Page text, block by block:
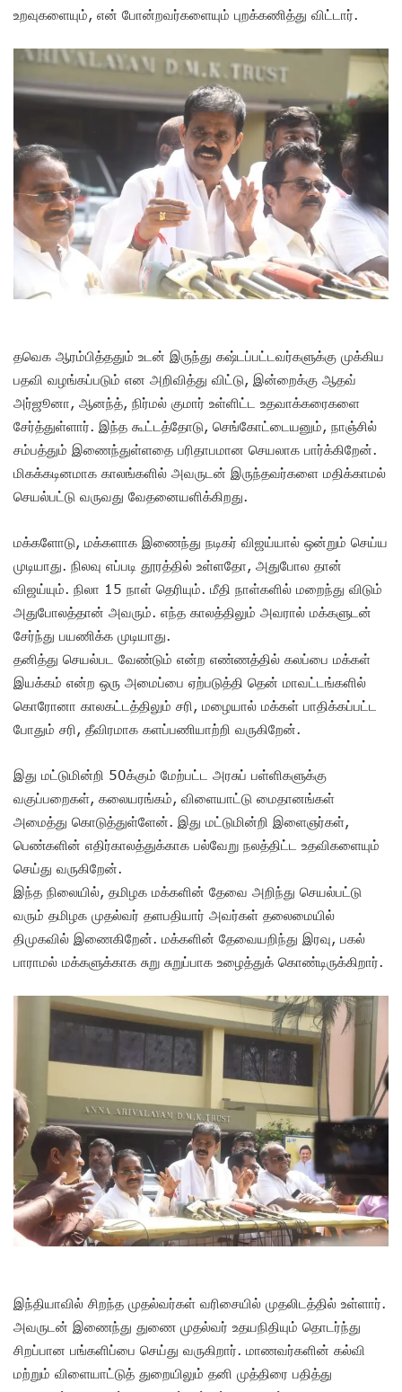
உறவுகளையும், என் போன்றவர்களையும் புறக்கணித்து விட்டார்.
தவெக ஆரம்பித்ததும் உடன் இருந்து கஷ்டப்பட்டவர்களுக்கு முக்கிய
பதவி வழங்கப்படும் என அறிவித்து விட்டு, இன்றைக்கு ஆதவ்
அர்ஜூனா, ஆனந்த், நிர்மல் குமார் உள்ளிட்ட உதவாக்கரைகளை
சேர்த்துள்ளார். இந்த கூட்டத்தோடு, செங்கோட்டையனும், நாஞ்சில்
சம்பத்தும் இணைந்துள்ளதை பரிதாபமான செயலாக பார்க்கிறேன்.
மிகக்கடினமாக காலங்களில் அவருடன் இருந்தவர்களை மதிக்காமல்
செயல்பட்டு வருவது வேதனையளிக்கிறது.
மக்களோடு, மக்களாக இணைந்து நடிகர் விஜய்யால் ஒன்றும் செய்ய
முடியாது. நிலவு எப்படி தூரத்தில் உள்ளதோ, அதுபோல தான்
விஜய்யும். நிலா 15 நாள் தெரியும். மீதி நாள்களில் மறைந்து விடும்
அதுபோலத்தான் அவரும். எந்த காலத்திலும் அவரால் மக்களுடன்
சேர்ந்து பயணிக்க முடியாது.
தனித்து செயல்பட வேண்டும் என்ற எண்ணத்தில் கலப்பை மக்கள்
இயக்கம் என்ற ஒரு அமைப்பை ஏற்படுத்தி தென் மாவட்டங்களில்
கொரோனா காலகட்டத்திலும் சரி, மழையால் மக்கள் பாதிக்கப்பட்ட
போதும் சரி, தீவிரமாக களப்பணியாற்றி வருகிறேன்.
இது மட்டுமின்றி 50க்கும் மேற்பட்ட அரசுப் பள்ளிகளுக்கு
வகுப்பறைகள், கலையரங்கம், விளையாட்டு மைதானங்கள்
அமைத்து கொடுத்துள்ளேன். இது மட்டுமின்றி இளைஞர்கள்,
பெண்களின் எதிர்காலத்துக்காக பல்வேறு நலத்திட்ட உதவிகளையும்
செய்து வருகிறேன்.
இந்த நிலையில், தமிழக மக்களின் தேவை அறிந்து செயல்பட்டு
வரும் தமிழக முதல்வர் தளபதியார் அவர்கள் தலைமையில்
திமுகவில் இணைகிறேன். மக்களின் தேவையறிந்து இரவு, பகல்
பாராமல் மக்களுக்காக சுறு சுறுப்பாக உழைத்துக் கொண்டிருக்கிறார்.
இந்தியாவில் சிறந்த முதல்வர்கள் வரிசையில் முதலிடத்தில் உள்ளார்.
அவருடன் இணைந்து துணை முதல்வர் உதயநிதியும் தொடர்ந்து
சிறப்பான பங்களிப்பை செய்து வருகிறார். மாணவர்களின் கல்வி
மற்றும் விளையாட்டுத் துறையிலும் தனி முத்திரை பதித்து